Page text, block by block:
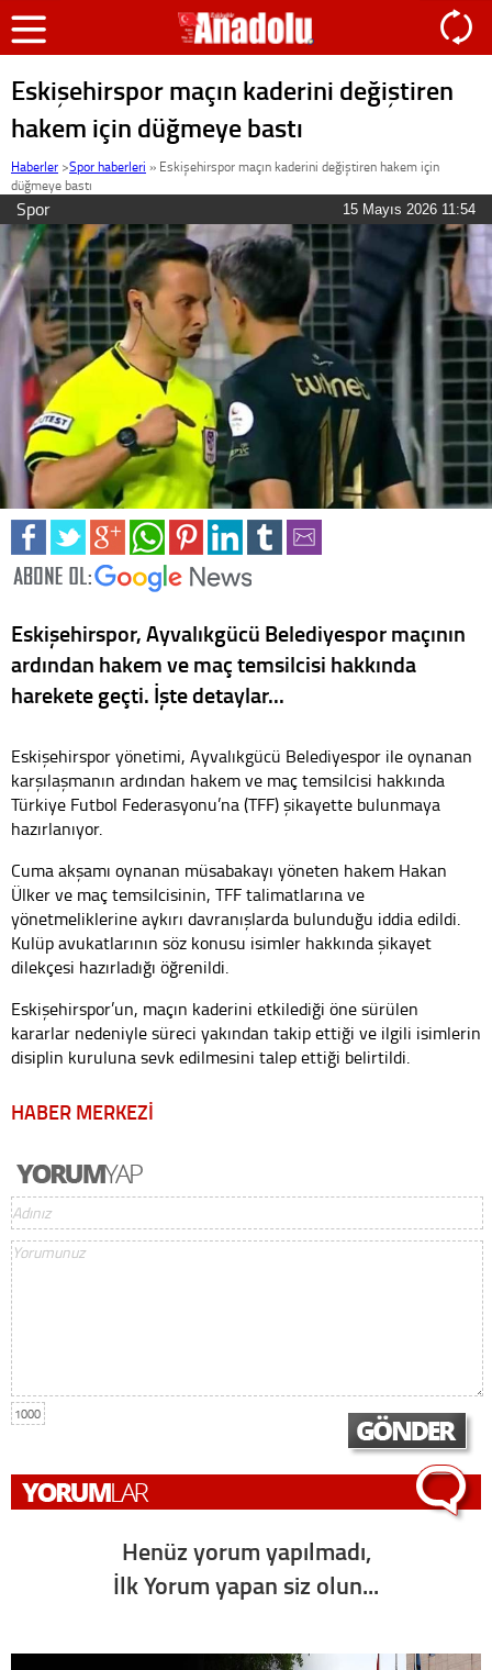
Eskişehirspor maçın kaderini değiştiren
hakem için düğmeye bastı
Haberler >Spor haberleri » Eskişehirspor maçın kaderini değiştiren hakem için
düğmeye bastı
Spor 15 Mayıs 2026 11:54
Eskişehirspor, Ayvalıkgücü Belediyespor maçının
ardından hakem ve maç temsilcisi hakkında
harekete geçti. İşte detaylar...
Eskişehirspor yönetimi, Ayvalıkgücü Belediyespor ile oynanan
karşılaşmanın ardından hakem ve maç temsilcisi hakkında
Türkiye Futbol Federasyonu’na (TFF) şikayette bulunmaya
hazırlanıyor.
Cuma akşamı oynanan müsabakayı yöneten hakem Hakan
Ülker ve maç temsilcisinin, TFF talimatlarına ve
yönetmeliklerine aykırı davranışlarda bulunduğu iddia edildi.
Kulüp avukatlarının söz konusu isimler hakkında şikayet
dilekçesi hazırladığı öğrenildi.
Eskişehirspor’un, maçın kaderini etkilediği öne sürülen
kararlar nedeniyle süreci yakından takip ettiği ve ilgili isimlerin
disiplin kuruluna sevk edilmesini talep ettiği belirtildi.
HABER MERKEZİ
1000
Henüz yorum yapılmadı,
İlk Yorum yapan siz olun...